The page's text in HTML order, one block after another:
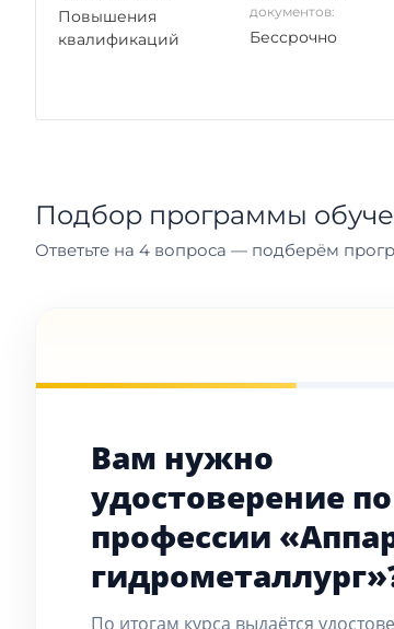
Повышения
квалификаций
документов:
Бессрочно
Подбор программы
Ответьте на 4 вопроса — подберём
Вам нужно
удостоверение по
профессии
По итогам курса выдаётся